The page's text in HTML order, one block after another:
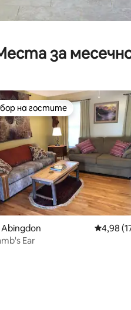
за
от 5, 157 отзива
избор на гостите
на гостите
Средна
4,98
Ear